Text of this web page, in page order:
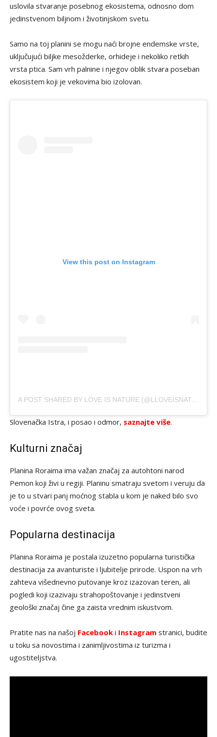
uslovila stvaranje posebnog ekosistema, odnosno dom
jedinstvenom biljnom i životinjskom svetu.
Samo na toj planini se mogu naći brojne endemske vrste,
uključujući biljke mesožderke, orhideje i nekoliko retkih
vrsta ptica. Sam vrh palnine i njegov oblik stvara poseban
ekosistem koji je vekovima bio izolovan.
View this post on Instagram
Slovenačka Istra, i posao i odmor, saznajte više.
Kulturni značaj
Planina Roraima ima važan značaj za autohtoni narod
Pemon koji živi u regiji. Planinu smatraju svetom i veruju da
je to u stvari panj moćnog stabla u kom je naked bilo svo
voće i povrće ovog sveta.
Popularna destinacija
Planina Roraima je postala izuzetno popularna turistička
destinacija za avanturiste i ljubitelje prirode. Uspon na vrh
zahteva višednevno putovanje kroz izazovan teren, ali
pogledi koji izazivaju strahopoštovanje i jedinstveni
geološki značaj čine ga zaista vrednim iskustvom.
Pratite nas na našoj Facebook i Instagram stranici, budite
u toku sa novostima i zanimljivostima iz turizma i
ugostiteljstva.